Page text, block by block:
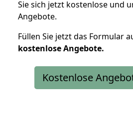
Sie sich jetzt kostenlose und
Angebote.
Füllen Sie jetzt das Formular
kostenloseAngebote.
Kostenlose